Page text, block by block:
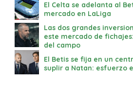
El Celta se adelanta al
mercado en LaLiga
Las dos grandes
este mercado de
del campo
El Betis se fija en un
suplir a Natan: esfuerzo